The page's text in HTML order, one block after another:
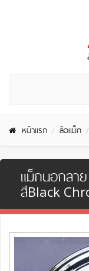
หน้าแรก ล้อแม็ก
แม็กนอกลา
สีBlack